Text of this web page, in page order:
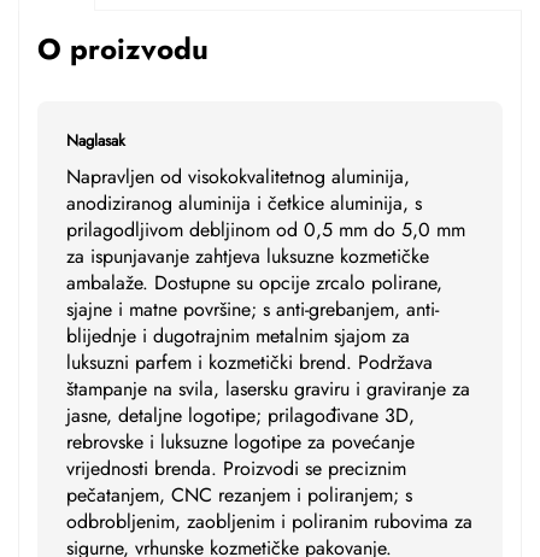
O proizvodu
Naglasak
Napravljen od visokokvalitetnog aluminija,
anodiziranog aluminija i četkice aluminija, s
prilagodljivom debljinom od 0,5 mm do 5,0 mm
za ispunjavanje zahtjeva luksuzne kozmetičke
ambalaže. Dostupne su opcije zrcalo polirane,
sjajne i matne površine; s anti-grebanjem, anti-
blijednje i dugotrajnim metalnim sjajom za
luksuzni parfem i kozmetički brend. Podržava
štampanje na svila, lasersku graviru i graviranje za
jasne, detaljne logotipe; prilagođivane 3D,
rebrovske i luksuzne logotipe za povećanje
vrijednosti brenda. Proizvodi se preciznim
pečatanjem, CNC rezanjem i poliranjem; s
odbrobljenim, zaobljenim i poliranim rubovima za
sigurne, vrhunske kozmetičke pakovanje.